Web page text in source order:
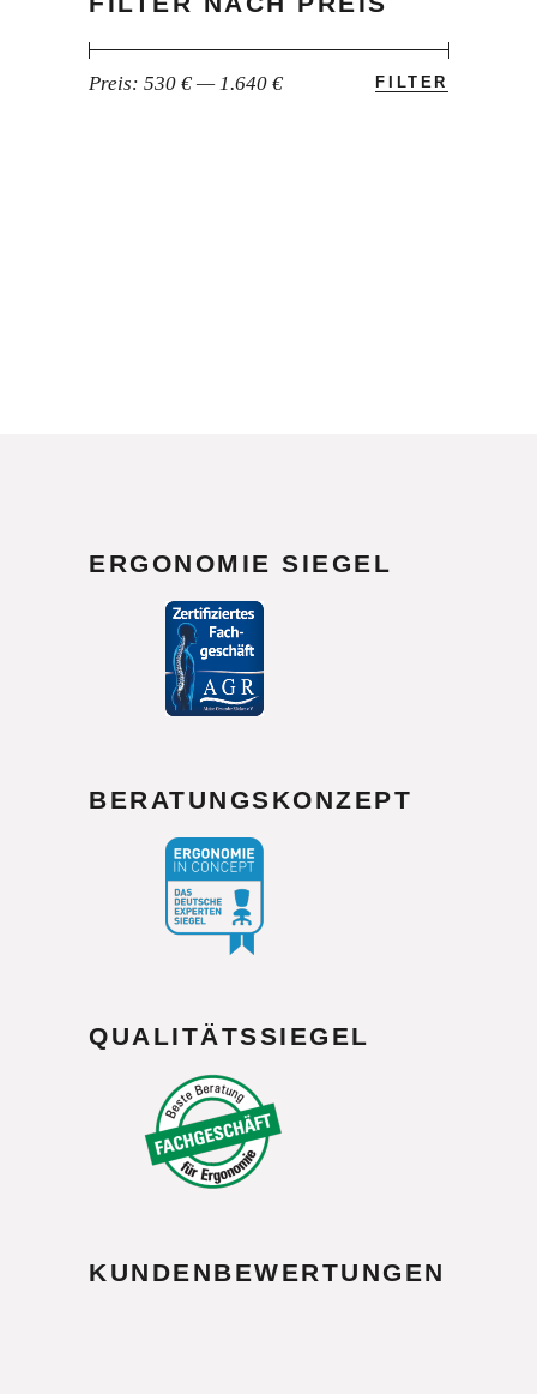
FILTER
Preis: 530 € —1.640 €
ERGONOMIE SIEGEL
BERATUNGSKONZEPT
QUALITÄTSSIEGEL
KUNDENBEWERTUNGEN